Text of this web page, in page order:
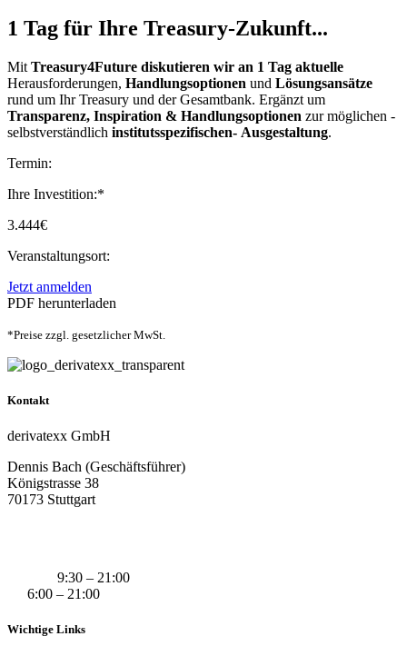
1 Tag für Ihre Treasury-Zukunft...
Mit Treasury4Future diskutieren wir an 1 Tag aktuelle
Herausforderungen, Handlungsoptionen und Lösungsansätze
rund um Ihr Treasury und der Gesamtbank. Ergänzt um
Transparenz, Inspiration & Handlungsoptionen zur möglichen -
selbstverständlich institutsspezifischen- Ausgestaltung.
Termin:
Ihre Investition:*
3.444€
Veranstaltungsort:
Jetzt anmelden
PDF herunterladen
*Preise zzgl. gesetzlicher MwSt.
Kontakt
derivatexx GmbH
Dennis Bach (Geschäftsführer)
Königstrasse 38
70173 Stuttgart
9:30 – 21:00
6:00 – 21:00
Wichtige Links